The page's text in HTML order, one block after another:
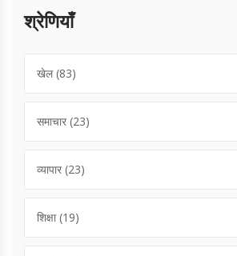
श्रेणियाँ
खेल(83)
समाचार (23)
व्यापार (23)
शिक्षा(19)